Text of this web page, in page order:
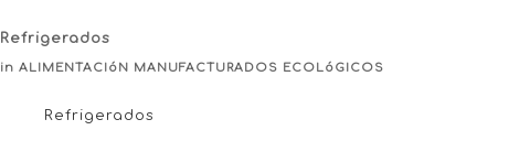
Refrigerados
in ALIMENTACIóN MANUFACTURADOS ECOLóGICOS
Refrigerados